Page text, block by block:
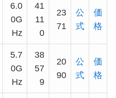
6.0
0G
Hz
41
11
0
23
71
公
式
価
格
5.7
0G
Hz
38
57
9
20
90
公
式
価
格